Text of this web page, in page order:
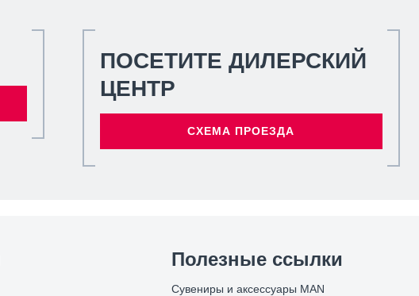
ПОСЕТИТЕ ДИЛЕРСКИЙ
ЦЕНТР
СХЕМА ПРОЕЗДА
Полезные ссылки
Сувениры и аксессуары MAN